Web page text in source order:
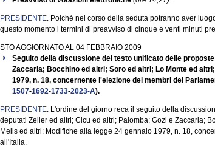
PRESIDENTE. Poiché nel corso della seduta potranno aver
questo momento i termini di preavviso di cinque e venti minuti
AGGIORNATO AL 04 FEBBRAIO 2009
Seguito della discussione del testo unificato delle
Zaccaria; Bocchino ed altri; Soro ed altri; Lo Monte ed
1979, n. 18, concernente l'elezione dei membri del
1507-1692-1733-2023-A).
PRESIDENTE. L'ordine del giorno reca il seguito della
deputati Zeller ed altri; Cicu ed altri; Palomba; Gozi e Zaccaria;
Melis ed altri: Modifiche alla legge 24 gennaio 1979, n. 18,
all'Italia.